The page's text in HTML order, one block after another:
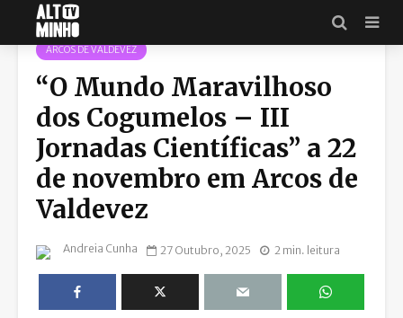
ARCOS DE VALDEVEZ
“O Mundo Maravilhoso
dos Cogumelos – III
Jornadas Científicas” a 22
de novembro em Arcos de
Valdevez
Andreia Cunha 27 Outubro, 2025 2 min. leitura